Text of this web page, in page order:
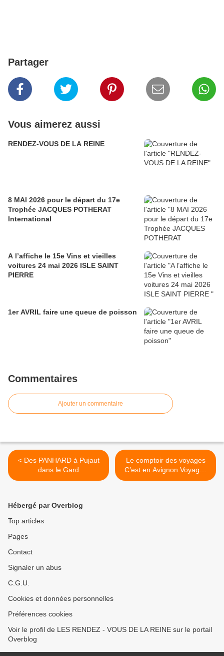
Partager
Vous aimerez aussi
RENDEZ-VOUS DE LA REINE
8 MAI 2026 pour le départ du 17e
Trophée JACQUES POTHERAT
International
A l’affiche le 15e Vins et vieilles
voitures 24 mai 2026 ISLE SAINT
PIERRE
1er AVRIL faire une queue de poisson
Commentaires
Ajouter un commentaire
< Des PANHARD à Pujaut
dans le Gard
Le comptoir des voyages
C’est en Avignon Voyages
Air – Mer – Rail >
Hébergé par Overblog
Top articles
Pages
Contact
Signaler un abus
C.G.U.
Cookies et données personnelles
Préférences cookies
Voir le profil de LES RENDEZ - VOUS DE LA REINE sur le portail
Overblog